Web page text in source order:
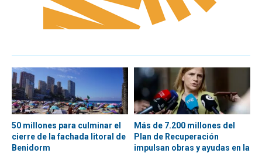
50 millones para culminar el
cierre de la fachada litoral de
Benidorm
Más de 7.200 millones del
Plan de Recuperación
impulsan obras y ayudas en la